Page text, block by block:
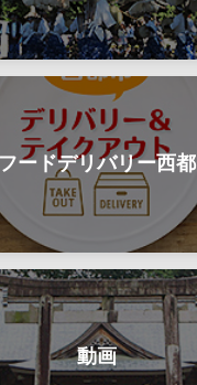
フードデリバリー西都
動画